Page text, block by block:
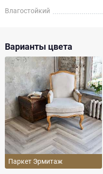
Влагостойкий
Варианты цвета
Паркет Эрмитаж